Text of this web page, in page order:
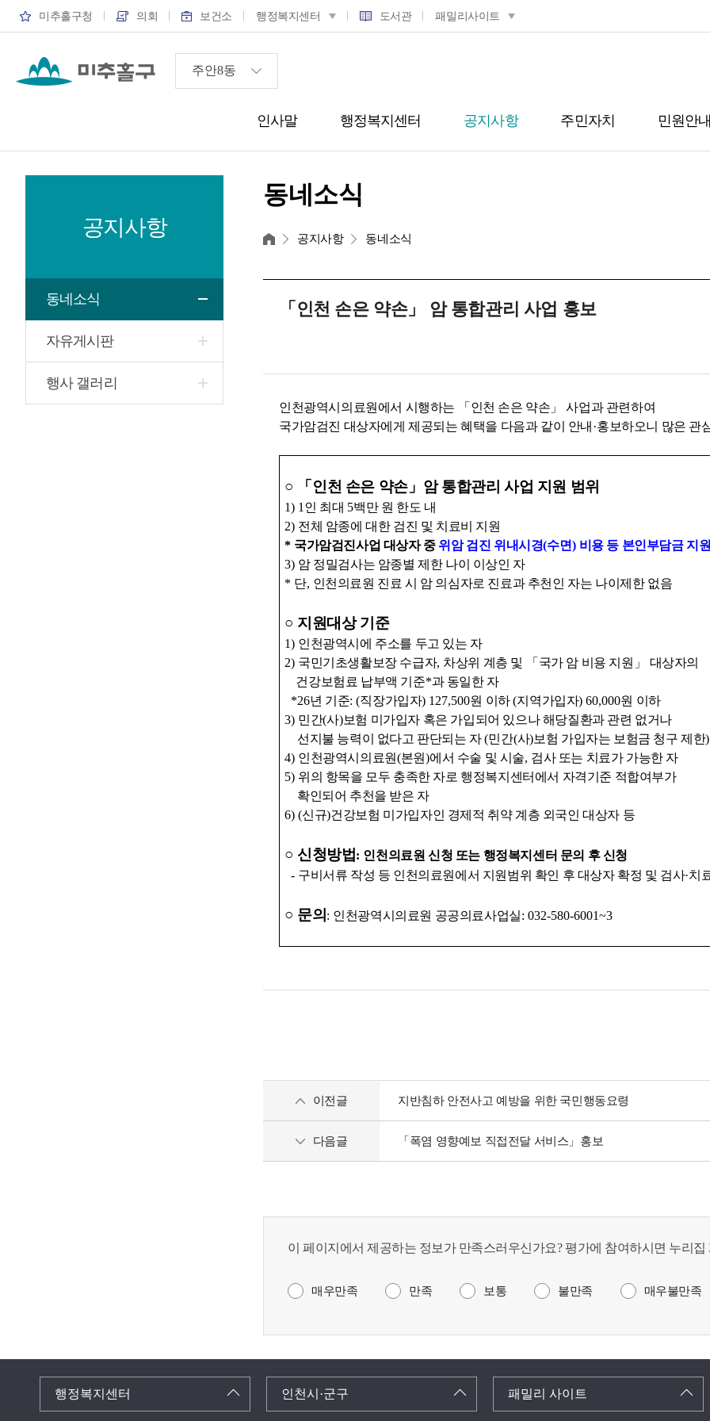
미추홀구청 의회 보건소 행정복지센터 도서관 패밀리사이트
인사말 행정복지센터 공지사항 주민자치 민원안
공지사항
동네소식
자유게시판
행사 갤러리
동네소식
홈 공지사항 동네소식
「인천 손은 약손」 암 통합관리 사업 홍보
인천광역시의료원에서 시행하는 「 인천 손은 약손 」사업과 관련하여
국가암검진 대상자에게 제공되는 혜택을 다음과 같이 안내 ·홍보하오니 많은 관
○ 「 인천 손은 약손」 암 통합관리 사업 지원 범위
1) 1 인 최대 5백만 원 한도 내
2) 전체 암종에 대한 검진 및 치료비 지원
* 국가암검진사업 대상자 중 위암 검진 위내시경(수면) 비용 등 본인부담금 지
3) 암 정밀검사는 암종별 제한 나이 이상인 자
* 단, 인천의료원 진료 시 암 의심자로 진료과 추천인 자는 나이제한 없음
○ 지원대상 기준
1) 인천광역시에 주소를 두고 있는 자
2) 국민기초생활보장 수급자, 차상위 계층 및 「 국가 암 비용 지원 」 대상자의
건강보험료 납부액 기준*과 동일한 자
*26년 기준: (직장가입자) 127,500원 이하(지역가입자) 60,000원 이하
3) 민간(사)보험 미가입자 혹은 가입되어 있으나 해당질환과 관련 없거나
선지불 능력이 없다고 판단되는 자(민간(사)보험 가입자는 보험금 청구 제한)
4) 인천광역시의료원(본원)에서 수술 및 시술, 검사 또는 치료가 가능한 자
5) 위의 항목을 모두 충족한 자로 행정복지센터에서 자격기준 적합여부가
확인되어 추천을 받은 자
6) (신규)건강보험 미가입자인 경제적 취약 계층 외국인 대상자 등
○ 신청방법 : 인천의료원 신청 또는 행정복지센터 문의 후 신청
- 구비서류 작성 등 인천의료원에서 지원범위 확인 후 대상자 확정 및 검사·치
○ 문의 : 인천광역시의료원 공공의료사업실: 032-580-6001~3
이전글 지반침하 안전사고 예방을 위한 국민행동요령
다음글 「폭염 영향예보 직접전달 서비스」홍보
이 페이지에서 제공하는 정보가 만족스러우신가요? 평가에 참여하시면 누리
매우만족 만족 보통 불만족 매우불만족
행정복지센터 인천시·군구 패밀리 사이트